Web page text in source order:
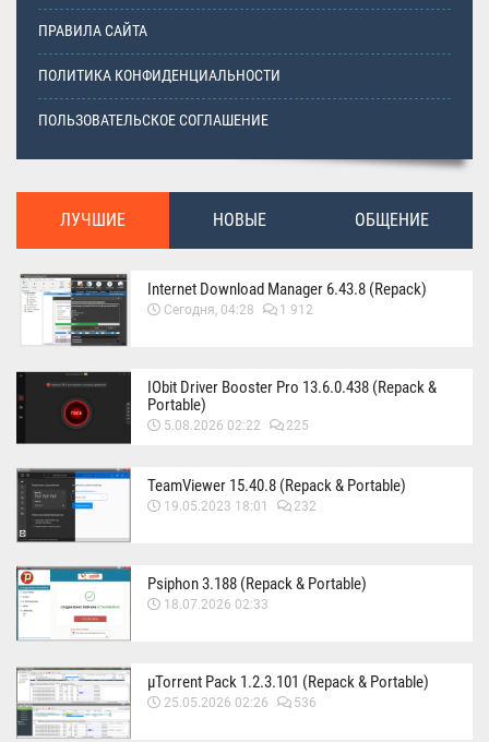
ПРАВИЛА САЙТА
ПОЛИТИКА КОНФИДЕНЦИАЛЬНОСТИ
ПОЛЬЗОВАТЕЛЬСКОЕ СОГЛАШЕНИЕ
ЛУЧШИЕ НОВЫЕ ОБЩЕНИЕ
Internet Download Manager 6.43.8 (Repack)
Сегодня, 04:28 1 912
IObit Driver Booster Pro 13.6.0.438 (Repack &
Portable)
5.08.2026 02:22 225
TeamViewer 15.40.8 (Repack & Portable)
19.05.2023 18:01 232
Psiphon 3.188 (Repack & Portable)
18.07.2026 02:33
µTorrent Pack 1.2.3.101 (Repack & Portable)
25.05.2026 02:26 536